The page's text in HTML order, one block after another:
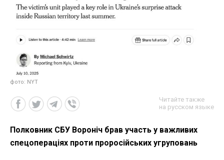
фото: NYT
Читайте также
на русском языке
Полковник СБУ Вороніч брав участь у важливих
спецопераціях проти проросійських угруповань